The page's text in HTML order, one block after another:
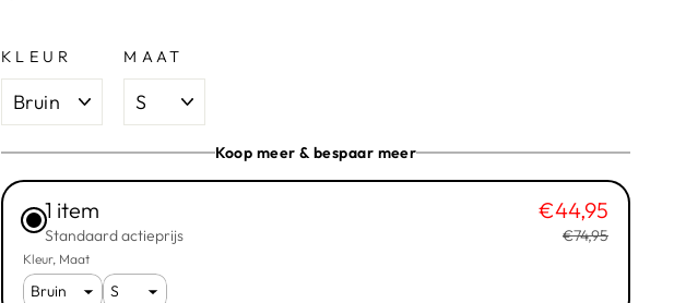
KLEUR MAAT
Koop meer & bespaar meer
1 item
Standaard actieprijs
€44,95
€74,95
Kleur Maat